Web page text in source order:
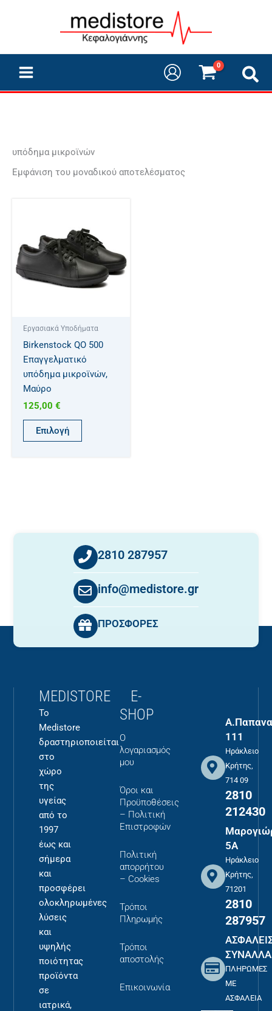
υπόδημα μικροϊνών
Εμφάνιση του μοναδικού αποτελέσματος
Eργασιακά Υποδήματα
Birkenstock QO 500
Επαγγελματικό
υπόδημα μικροϊνών,
Μαύρο
125,00 €
Επιλογή
προϊόν
έχει
πολλαπλές
παραλλαγές.
επιλεγούν
στη
σελίδα
2810 287957
info@medistore.gr
ΠΡΟΣΦΟΡΕΣ
MEDISTORE
Το
Medistore
δραστηριοποιείται
στο
χώρο
της
υγείας
από το
1997
έως και
σήμερα
και
προσφέρει
ολοκληρωμένες
λύσεις
και
υψηλής
ποιότητας
προϊόντα
σε
ιατρικά,
E-
SHOP
Ο
λογαριασμός
μου
Όροι και
Προϋποθέσεις
– Πολιτική
Επιστροφών
Πολιτική
απορρήτου
– Cookies
Τρόποι
Πληρωμής
Τρόποι
αποστολής
Επικοινωνία
111
Ηράκλειο
Κρήτης,
714 09
2810
212430
5Α
Ηράκλειο
Κρήτης,
71201
2810
287957
ΠΛΗΡΩΜΕΣ
ΜΕ
ΑΣΦΑΛΕΙΑ